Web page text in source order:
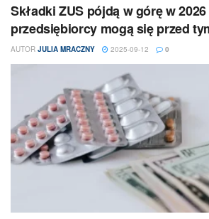
Składki ZUS pójdą w górę w
przedsiębiorcy mogą się przed
AUTOR JULIA MRACZNY 2025-09-12 0